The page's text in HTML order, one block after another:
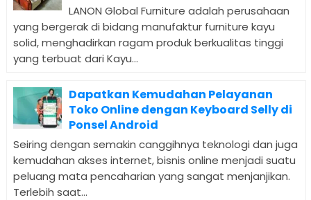
LANON Global Furniture adalah perusahaan
yang bergerak di bidang manufaktur furniture kayu
solid, menghadirkan ragam produk berkualitas tinggi
yang terbuat dari Kayu...
Dapatkan Kemudahan Pelayanan
Toko Online dengan Keyboard Selly di
Ponsel Android
Seiring dengan semakin canggihnya teknologi dan juga
kemudahan akses internet, bisnis online menjadi suatu
peluang mata pencaharian yang sangat menjanjikan.
Terlebih saat...